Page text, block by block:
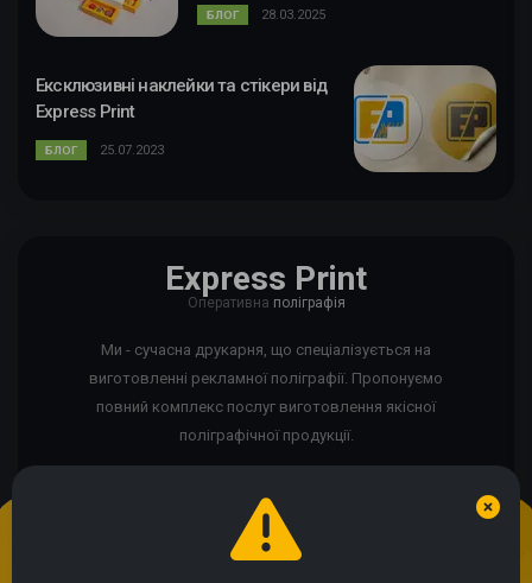
БЛОГ 28.03.2025
Ексклюзивні наклейки та стікери від
Express Print
БЛОГ 25.07.2023
Express Print
Оперативна поліграфія
Ми - сучасна друкарня, що спеціалізується на
виготовленні рекламної поліграфії. Пропонуємо
повний комплекс послуг виготовлення якісної
поліграфічної продукції.